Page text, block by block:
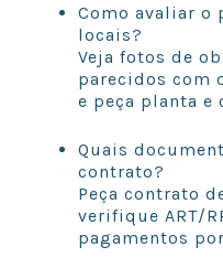
Como avaliar
locais?
Veja fotos de
parecidos com
e peça planta e
Quais
contrato?
Peça contrato
verifique ART/
pagamentos